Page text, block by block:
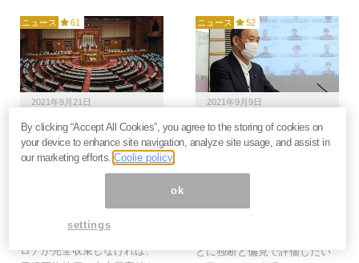
ニュース 61
2021年9月21日
“恒大ショック”に勝機あ
り。日経平均は誰が新総
理でも４万円史上最高値
へ、衆院選後ラリーの賞
新総理が誕生し、なおかつコ
ロナが完全収束しなければ、
ニュース 52
2021年9月9日
菅政権の通信簿「落第
点」の報道は適正か？コ
戦、前政権や行政機構の
とに独断と偏見で評価したい
By clicking “Accept All Cookies”, you agree to the storing of cookies on
your device to enhance site navigation, analyze site usage, and assist in
our marketing efforts.Coolie policy
ok
settings